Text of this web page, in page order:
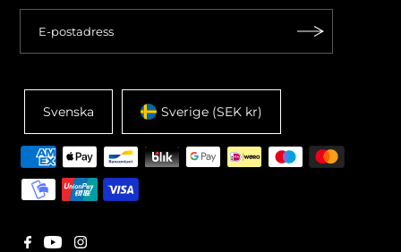
Svenska Sverige (SEK kr)